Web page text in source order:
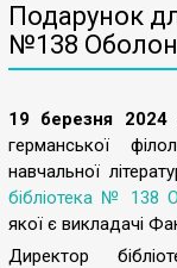
Подарунок
№138
19 березня 2024
германської
навчальної
бібліотека № 138
якої є викладачі
Директор